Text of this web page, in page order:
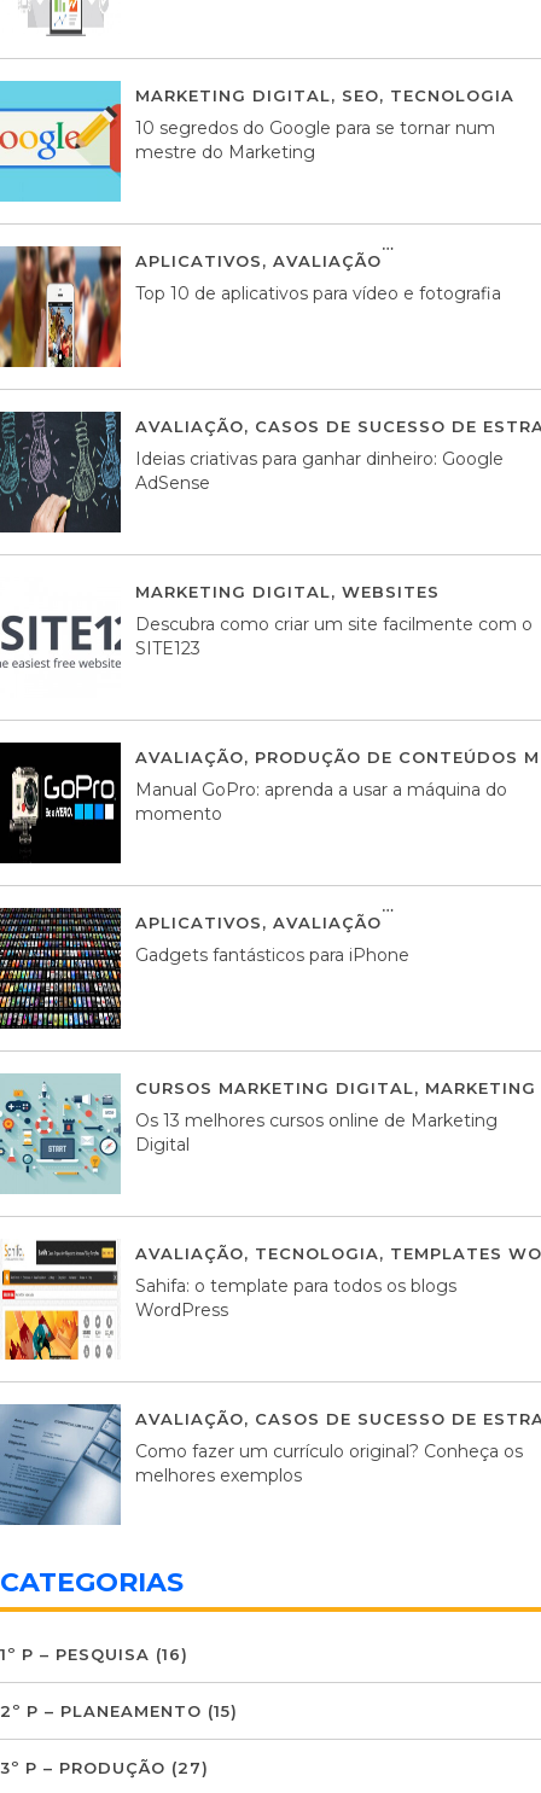
MARKETING DIGITAL, SEO, TECNOLOGIA
10 segredos do Google para se tornar num
mestre do Marketing
APLICATIVOS, AVALIAÇÃO
Top 10 de aplicativos para vídeo e fotografia
AVALIAÇÃO, CASOS DE SUCESSO DE
Ideias criativas para ganhar dinheiro: Google
AdSense
MARKETING DIGITAL, WEBSITES
Descubra como criar um site facilmente com o
SITE123
AVALIAÇÃO, PRODUÇÃO DE CONTEÚDOS
Manual GoPro: aprenda a usar a máquina do
momento
APLICATIVOS, AVALIAÇÃO
Gadgets fantásticos para iPhone
CURSOS MARKETING DIGITAL,
Os 13 melhores cursos online de Marketing
Digital
AVALIAÇÃO, TECNOLOGIA, TEMPLATES
Sahifa: o template para todos os blogs
WordPress
AVALIAÇÃO, CASOS DE SUCESSO DE
Como fazer um currículo original? Conheça os
melhores exemplos
CATEGORIAS
1º P – PESQUISA (16)
2º P – PLANEAMENTO (15)
3º P – PRODUÇÃO (27)